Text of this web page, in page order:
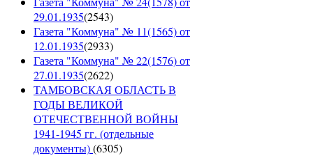
29.01.1935(2543)
Газета "Коммуна" № 11(1565) от
12.01.1935(2933)
Газета "Коммуна" № 22(1576) от
27.01.1935(2622)
ТАМБОВСКАЯ ОБЛАСТЬ В
ГОДЫ ВЕЛИКОЙ
ОТЕЧЕСТВЕННОЙ ВОЙНЫ
1941-1945 гг. (отдельные
документы)(6305)